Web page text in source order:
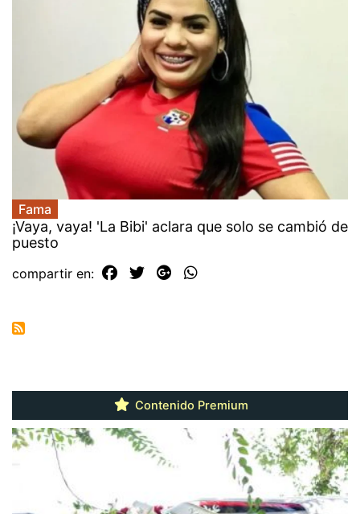
Fama
¡Vaya, vaya! 'La Bibi' aclara que solo se cambió de
puesto
compartir en:
Contenido Premium